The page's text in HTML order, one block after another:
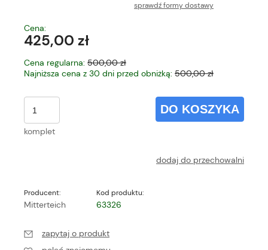
Cena nie zawiera ewentualnych kosztów płatności
sprawdź formy dostawy
Cena:
425,00 zł
Cena regularna: 500,00 zł
Najniższa cena z 30 dni przed obniżką: 500,00 zł
komplet
DO KOSZYKA
dodaj do przechowalni
Producent:
Mitterteich
Kod produktu:
63326
zapytaj o produkt